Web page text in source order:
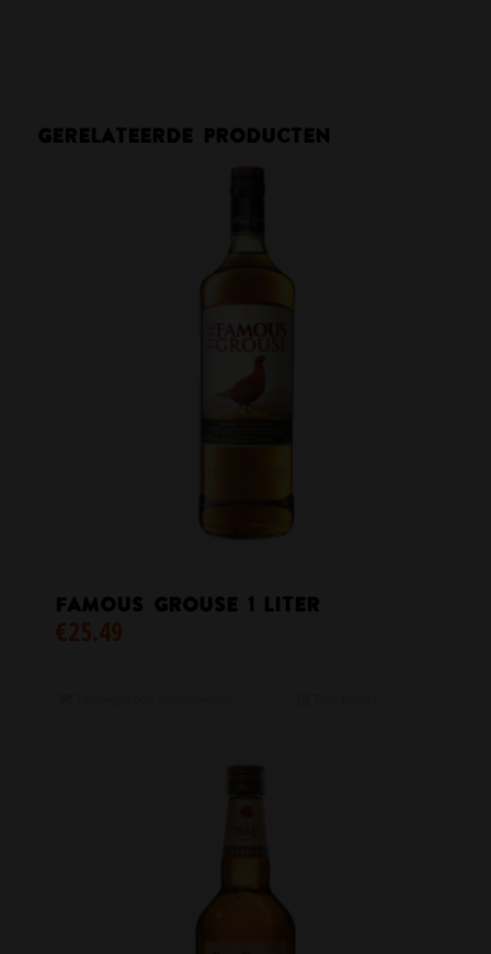
Gerelateerde producten
Famous Grouse 1 Liter
€25.49